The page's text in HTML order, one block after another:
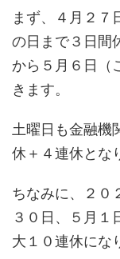
まず、４月２７
の日まで３日間
から５月６日（
きます。
土曜日も金融機
休＋４連休とな
ちなみに、２０
３０日、５月１
大１０連休にな